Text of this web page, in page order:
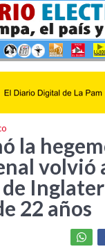
la
volvió
22 años